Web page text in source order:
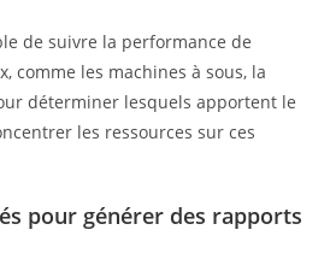
de suivre la performance de
comme les machines à sous, la
déterminer lesquels apportent le
les ressources sur ces
pour générer des rapports